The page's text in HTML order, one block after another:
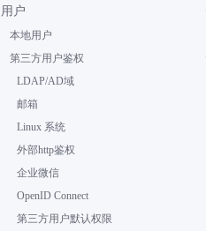
用户
本地用户
第三方用户鉴权
LDAP/AD域
邮箱
Linux 系统
外部http鉴权
企业微信
OpenID Connect
第三方用户默认权限